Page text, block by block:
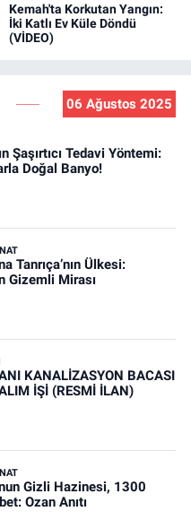
Kemah'ta Korkutan Yangın:
İki Katlı Ev Küle Döndü
(VİDEO)
06 Ağustos 2025
Şaşırtıcı Tedavi Yöntemi:
Doğal Banyo!
Tanrıça’nın Ülkesi:
Gizemli Mirası
KANALİZASYON BACASI
İŞİ (RESMİ İLAN)
Gizli Hazinesi, 1300
Ozan Anıtı